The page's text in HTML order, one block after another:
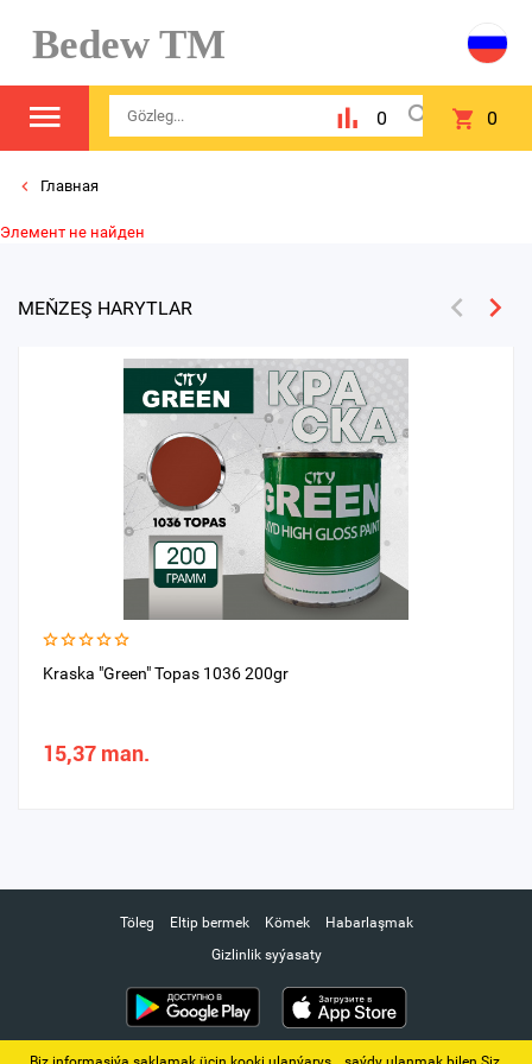
Bedew TM
0 0
Главная
Элемент не найден
MEŇZEŞ HARYTLAR
Kraska "Green" Topas 1036 200gr
15,37 man.
Töleg Eltip bermek Kömek
Habarlaşmak
Gizlinlik syýasaty